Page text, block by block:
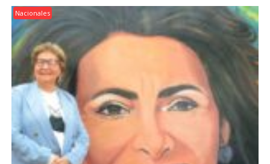
Nacionales